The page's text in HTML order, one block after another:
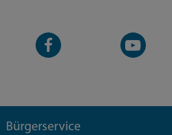
Facebook-
Seite
YouTube-
Kanal
Bürgerservice